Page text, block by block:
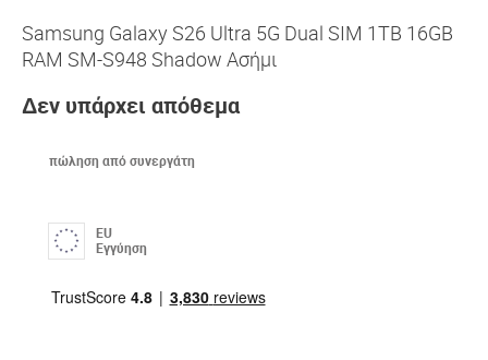
Samsung Galaxy S26 Ultra 5G Dual SIM 1TB 16GB
RAM SM-S948 Shadow Ασήμι
Δεν υπάρχει απόθεμα
πώληση από συνεργάτη
EU
Εγγύηση